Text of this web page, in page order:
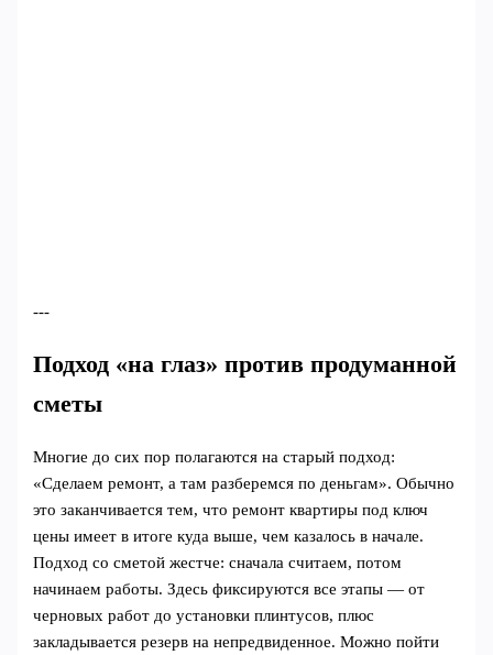
---
Подход «на глаз» против продуманной
сметы
Многие до сих пор полагаются на старый подход:
«Сделаем ремонт, а там разберемся по деньгам». Обычно
это заканчивается тем, что ремонт квартиры под ключ
цены имеет в итоге куда выше, чем казалось в начале.
Подход со сметой жестче: сначала считаем, потом
начинаем работы. Здесь фиксируются все этапы — от
черновых работ до установки плинтусов, плюс
закладывается резерв на непредвиденное. Можно пойти